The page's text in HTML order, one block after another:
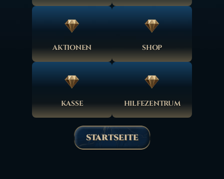
AKTIONEN SHOP
KASSE HILFEZENTRUM
STARTSEITE